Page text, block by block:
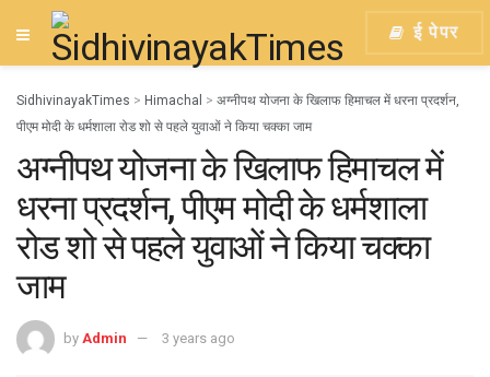
ई पेपर
SidhivinayakTimes > Himachal > अग्नीपथ योजना के खिलाफ हिमाचल में धरना प्रदर्शन,
पीएम मोदी के धर्मशाला रोड शो से पहले युवाओं ने किया चक्का जाम
अग्नीपथ योजना के खिलाफ हिमाचल में
धरना प्रदर्शन, पीएम मोदी के धर्मशाला
रोड शो से पहले युवाओं ने किया चक्का
जाम
by Admin 3 years ago